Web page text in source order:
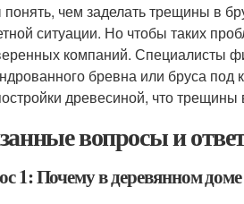
чем заделать трещины в
ситуации. Но чтобы таких
компаний. Специалисты
бревна или бруса под
древесиной, что
вопросы и
1: Почему в деревянном